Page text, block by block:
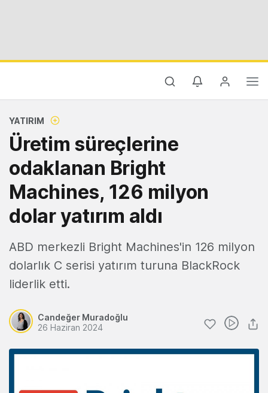
YATIRIM
Üretim süreçlerine
odaklanan Bright
Machines, 126 milyon
dolar yatırım aldı
ABD merkezli Bright Machines'in 126 milyon
dolarlık C serisi yatırım turuna BlackRock
liderlik etti.
Candeğer Muradoğlu
26 Haziran 2024